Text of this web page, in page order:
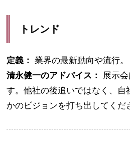
トレンド
定義： 業界の最新動向や流行。
清永健一のアドバイス：
展示
す。他社の後追いではなく、自
かのビジョンを打ち出してくだ